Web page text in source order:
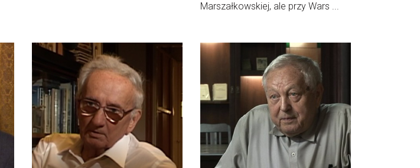
Marszałkowskiej, ale przy Wars ...